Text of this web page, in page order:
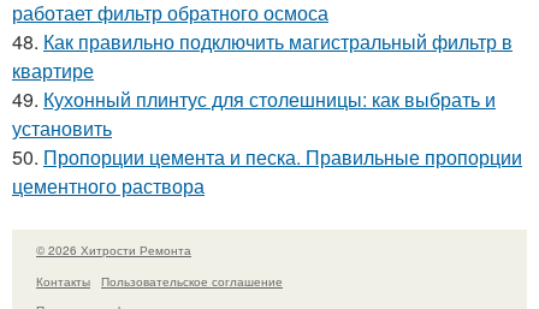
работает фильтр обратного осмоса
48. Как правильно подключить магистральный фильтр в
квартире
49. Кухонный плинтус для столешницы: как выбрать и
установить
50. Пропорции цемента и песка. Правильные пропорции
цементного раствора
© 2026 Хитрости Ремонта
Контакты
Пользовательское соглашение